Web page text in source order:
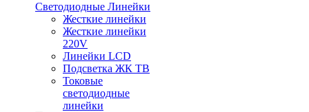
Светодиодные Линейки
Жесткие линейки
Жесткие линейки
220V
Линейки LCD
Подсветка ЖК ТВ
Токовые
светодиодные
линейки